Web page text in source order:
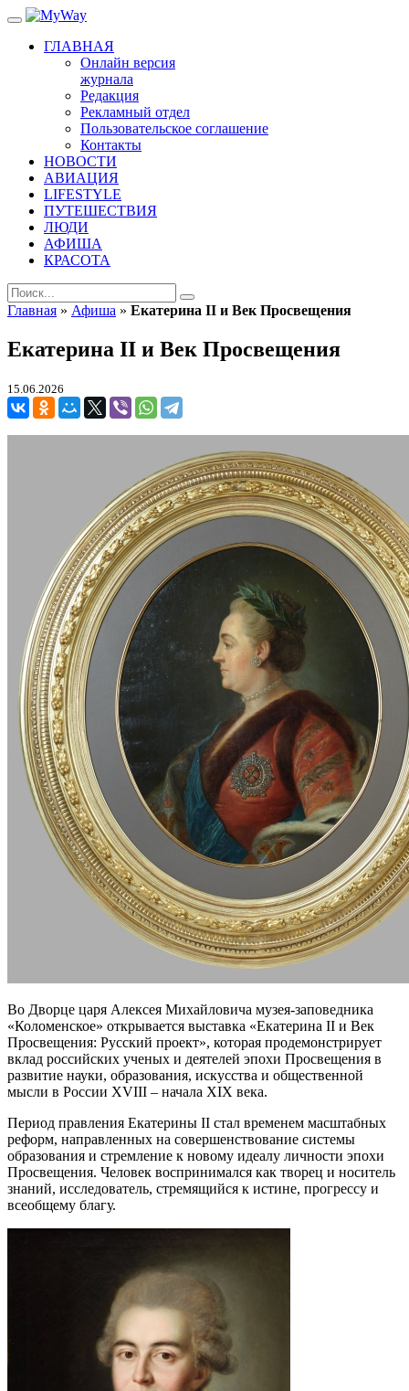
ГЛАВНАЯ
Онлайн версия
журнала
Редакция
Рекламный отдел
Пользовательское соглашение
Контакты
НОВОСТИ
АВИАЦИЯ
LIFESTYLE
ПУТЕШЕСТВИЯ
ЛЮДИ
АФИША
КРАСОТА
Главная » Афиша » Екатерина II и Век Просвещения
Екатерина II и Век Просвещения
15.06.2026
Во Дворце царя Алексея Михайловича музея-заповедника
«Коломенское» открывается выставка «Екатерина II и Век
Просвещения: Русский проект», которая продемонстрирует
вклад российских ученых и деятелей эпохи Просвещения в
развитие науки, образования, искусства и общественной
мысли в России XVIII – начала XIX века.
Период правления Екатерины II стал временем масштабных
реформ, направленных на совершенствование системы
образования и стремление к новому идеалу личности эпохи
Просвещения. Человек воспринимался как творец и носитель
знаний, исследователь, стремящийся к истине, прогрессу и
всеобщему благу.